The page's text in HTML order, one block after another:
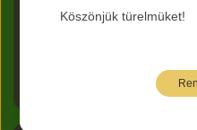
Köszönjük türelmüket!